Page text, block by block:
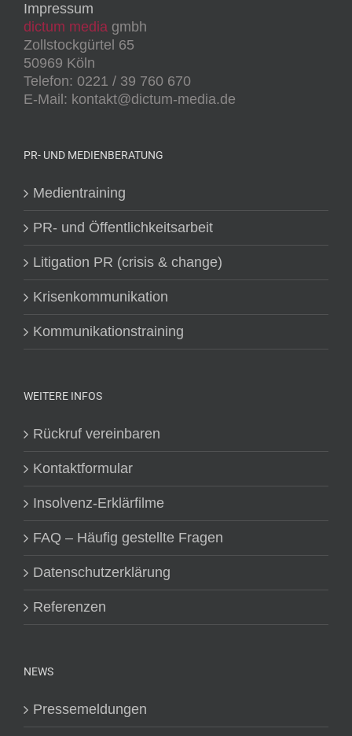
Impressum
dictum media gmbh
Zollstockgürtel 65
50969 Köln
Telefon: 0221 / 39 760 670
E-Mail: kontakt@dictum-media.de
PR- UND MEDIENBERATUNG
Medientraining
PR- und Öffentlichkeitsarbeit
Litigation PR (crisis & change)
Krisenkommunikation
Kommunikationstraining
WEITERE INFOS
Rückruf vereinbaren
Kontaktformular
Insolvenz-Erklärfilme
FAQ – Häufig gestellte Fragen
Datenschutzerklärung
Referenzen
NEWS
Pressemeldungen